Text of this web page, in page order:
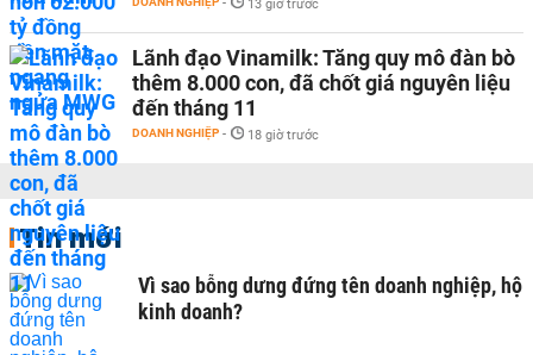
13 giờ trước
Lãnh đạo Vinamilk: Tăng quy mô đàn bò
thêm 8.000 con, đã chốt giá nguyên liệu
đến tháng 11
DOANH NGHIỆP - 18 giờ trước
Tin mới
Vì sao bỗng dưng đứng tên doanh nghiệp, hộ
kinh doanh?